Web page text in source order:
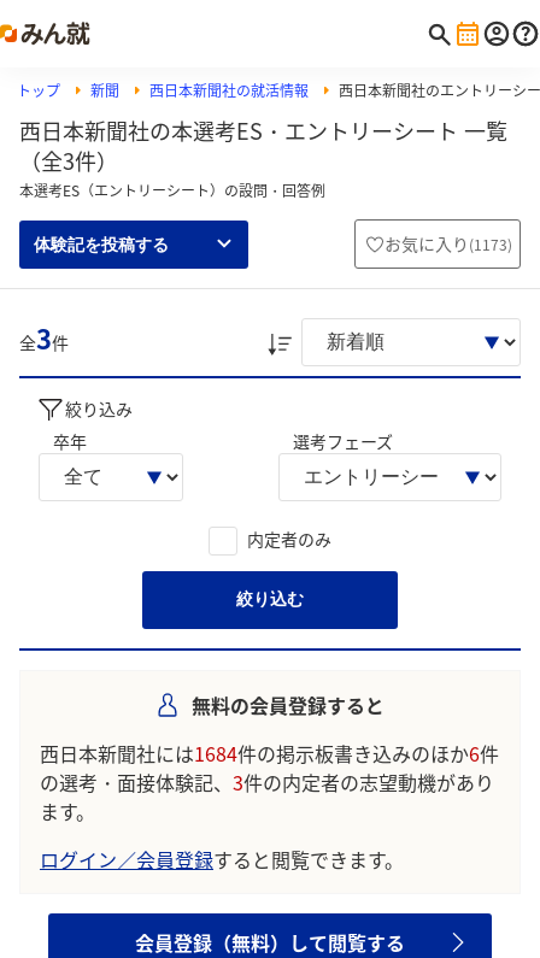
トップ 新聞 西日本新聞社の就活情報 西日本新聞社のエントリーシ
西日本新聞社の本選考ES・エントリーシート 一覧
（全3件）
本選考ES（エントリーシート）の設問・回答例
体験記を投稿する お気に入り (1173)
全3件
絞り込み
卒年
選考フェーズ
内定者のみ
絞り込む
無料の会員登録すると
西日本新聞社には1684件の掲示板書き込みのほか6件
の選考・面接体験記、 3件の内定者の志望動機があり
ます。
ログイン／会員登録すると閲覧できます。
会員登録（無料）して閲覧する